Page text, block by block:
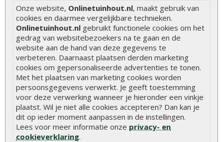
Onze website, Onlinetuinhout.nl, maakt gebruik van
cookies en daarmee vergelijkbare technieken.
Onlinetuinhout.nl gebruikt functionele cookies om het
gedrag van websitebezoekers na te gaan en de
website aan de hand van deze gegevens te
verbeteren. Daarnaast plaatsen derden marketing
cookies om gepersonaliseerde advertenties te tonen.
Met het plaatsen van marketing cookies worden
persoonsgegevens verwerkt. Je geeft toestemming
voor deze verwerking wanneer je hieronder een vinkje
plaatst. Wil je niet alle cookies accepteren? Dan kan je
dit op ieder moment aanpassen in de instellingen.
Lees voor meer informatie onze privacy- en
cookieverklaring.
Asfaltnagels verzonken 3
x 15 mm (per zak)
Asfaltnagels kunt u gebruiken
voor het vastzetten van
daklee..
€ 2,10
Werkhandschoenen Oxxa
builder oranje-geel
Stevige handschoenen met
extra grip. Ideaal bij het
verwerke..
€ 2,50